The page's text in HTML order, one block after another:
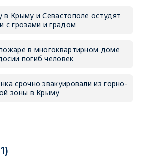
в Крыму и Севастополе остудят
с грозами и градом
в многоквартирном доме
погиб человек
срочно эвакуировали из горно-
зоны в Крыму